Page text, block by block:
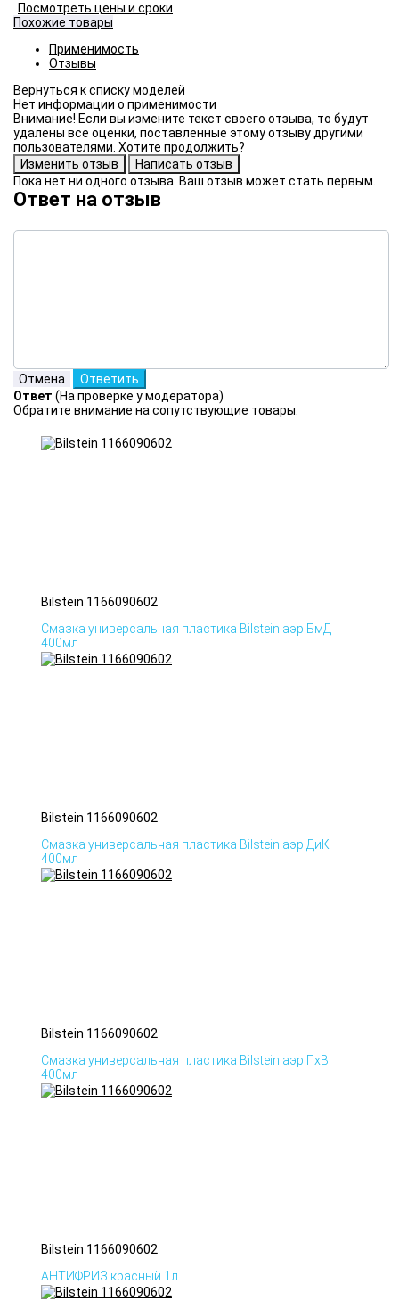
Посмотреть цены и сроки
Похожие товары
Применимость
Отзывы
Нет информации о применимости
Внимание! Если вы измените текст своего отзыва, то будут
удалены все оценки, поставленные этому отзыву другими
пользователями. Хотите продолжить?
Пока нет ни одного отзыва. Ваш отзыв может стать первым.
Ответ на отзыв
Ответ (На проверке у модератора)
Обратите внимание на сопутствующие товары:
Bilstein 1166090602
Смазка универсальная пластика Bilstein аэр БмД
400мл
Bilstein 1166090602
Смазка универсальная пластика Bilstein аэр ДиК
400мл
Bilstein 1166090602
Смазка универсальная пластика Bilstein аэр ПхВ
400мл
Bilstein 1166090602
АНТИФРИЗ красный 1л.